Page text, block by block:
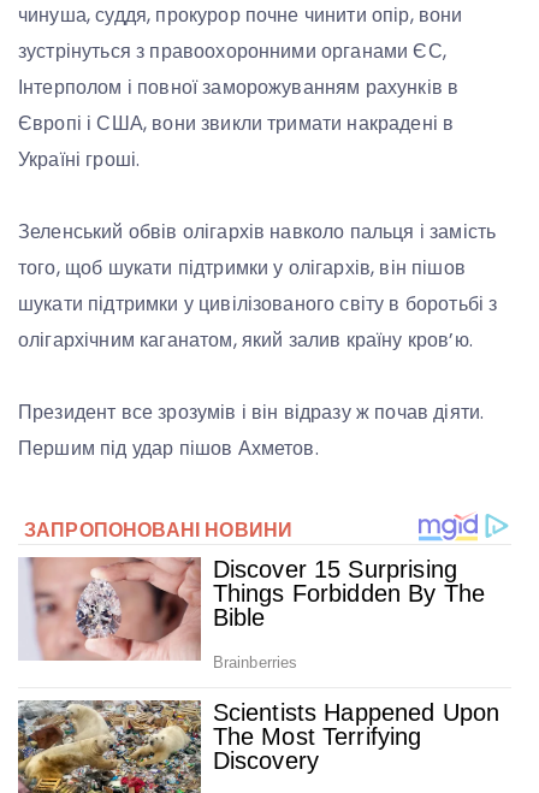
чинуша, суддя, прокурор почне чинити опір, вони
зустрінуться з правоохоронними органами ЄС,
Інтерполом і повної заморожуванням рахунків в
Європі і США, вони звикли тримати накрадені в
Україні гроші.
Зеленський обвів олігархів навколо пальця і замість
того, щоб шукати підтримки у олігархів, він пішов
шукати підтримки у цивілізованого світу в боротьбі з
олігархічним каганатом, який залив країну кров’ю.
Президент все зрозумів і він відразу ж почав діяти.
Першим під удар пішов Ахметов.